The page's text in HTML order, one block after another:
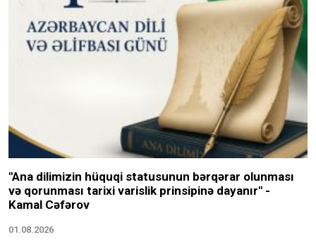
"Ana dilimizin hüquqi statusunun bərqərar olunması
və qorunması tarixi varislik prinsipinə dayanır" -
Kamal Cəfərov
01.08.2026